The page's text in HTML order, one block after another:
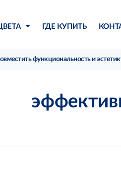
ГДЕ КУПИТЬ
функциональность и